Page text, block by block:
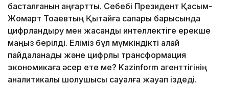
басталғанын аңғартты. Себебі Президент Қасым-
Жомарт Тоқаевтың Қытайға сапары барысында
цифрландыру мен жасанды интеллектіге ерекше
маңыз берілді. Еліміз бұл мүмкіндікті қалай
пайдаланады және цифрлық трансформация
экономикаға әсер ете ме? Kazinform агенттігінің
аналитикалық шолушысы сауалға жауап іздеді.